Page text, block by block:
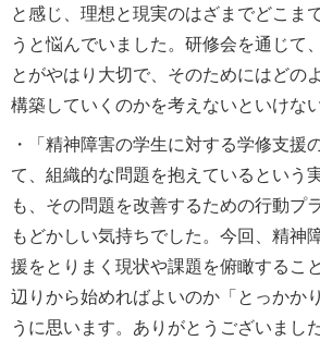
と感じ、理想と現実のはざまでどこま
うと悩んでいました。研修会を通じて
とがやはり大切で、そのためにはどの
構築していくのかを考えないといけな
・「精神障害の学生に対する学修支援
て、組織的な問題を抱えているという
も、その問題を改善するための行動プ
もどかしい気持ちでした。今回、精神
援をとりまく現状や課題を俯瞰するこ
辺りから始めればよいのか「とっかか
うに思います。ありがとうございました